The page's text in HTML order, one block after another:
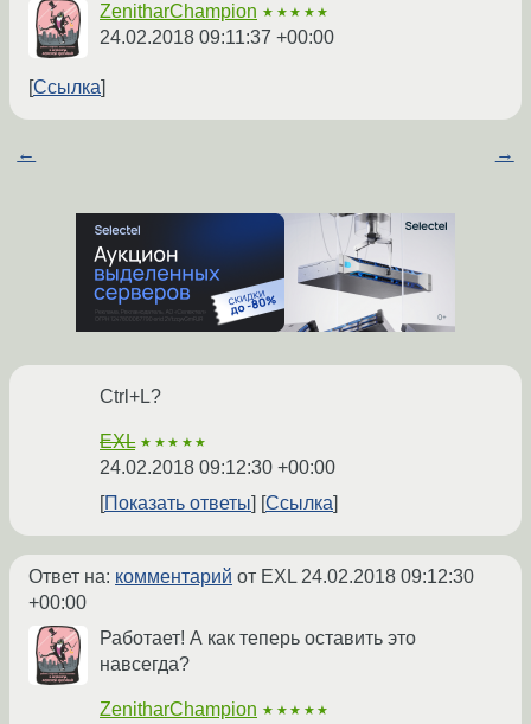
ZenitharChampion ★★★★★
24.02.2018 09:11:37 +00:00
Ссылка
← →
Ctrl+L?
EXL ★★★★★
24.02.2018 09:12:30 +00:00
Показать ответы
Ссылка
Ответ на: комментарий от EXL24.02.2018 09:12:30
+00:00
Работает! А как теперь оставить это
навсегда?
ZenitharChampion ★★★★★